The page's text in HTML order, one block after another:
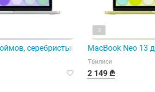
A18 PRO, 6 ядер CP
серебристый, модель A3404,
3
MacBook Neo 13
Тбилиси
2 149 ₾